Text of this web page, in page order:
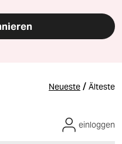
Neueste / Älteste
einloggen